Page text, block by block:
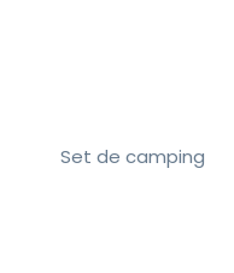
Set de camping